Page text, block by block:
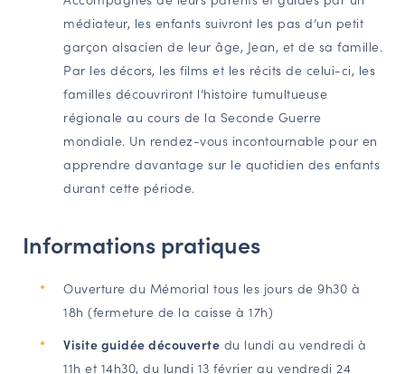
médiateur, les enfants suivront les pas d’un petit
garçon alsacien de leur âge, Jean, et de sa famille.
Par les décors, les films et les récits de celui-ci, les
familles découvriront l’histoire tumultueuse
régionale au cours de la Seconde Guerre
mondiale. Un rendez-vous incontournable pour en
apprendre davantage sur le quotidien des enfants
durant cette période.
Informations pratiques
Ouverture du Mémorial tous les jours de 9h30 à
18h (fermeture de la caisse à 17h)
Visite guidée découverte du lundi au vendredi à
11h et 14h30, du lundi 13 février au vendredi 24